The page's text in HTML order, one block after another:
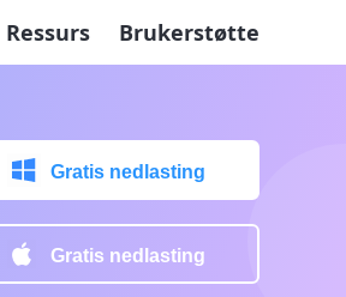
Ressurs Brukerstøtte
Gratis nedlasting
Gratis nedlasting